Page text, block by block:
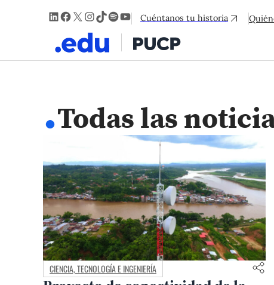
LinkedIn
Facebook
X Instagram
TikTok
Spotify
YouTube
Cuéntanos tu historia
.Todas las
CIENCIA, TECNOLOGÍA E INGENIERÍA